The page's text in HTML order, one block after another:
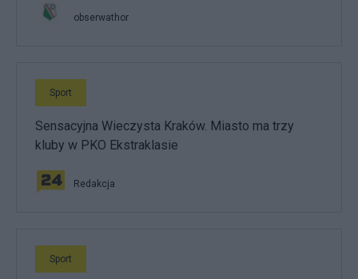
obserwathor
Sport
Sensacyjna Wieczysta Kraków. Miasto ma trzy
kluby w PKO Ekstraklasie
Redakcja
Sport